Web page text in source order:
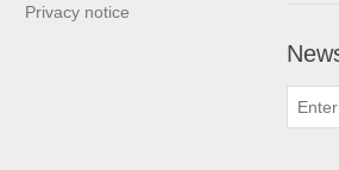
Privacy notice